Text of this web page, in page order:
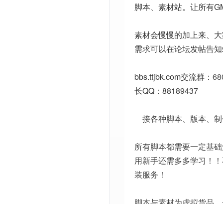
脚本、素材站。让所有
素材会慢慢的加上来、
需求可以在论坛发帖告
bbs.ttjbk.com交流群：
长QQ：88189437
接各种脚本、版本、
所有脚本都需要一定基
用新手还需多多学习！
装服务！